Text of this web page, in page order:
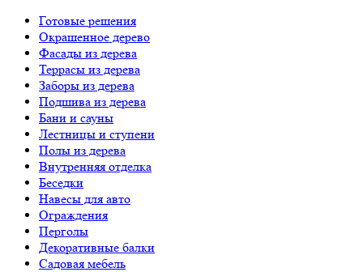
Готовые решения
Окрашенное дерево
Фасады из дерева
Террасы из дерева
Заборы из дерева
Подшива из дерева
Бани и сауны
Лестницы и ступени
Полы из дерева
Внутренняя отделка
Беседки
Навесы для авто
Ограждения
Перголы
Декоративные балки
Садовая мебель